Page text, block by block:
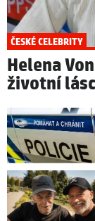
ČESKÉ CELEBRITY
Helena
životní